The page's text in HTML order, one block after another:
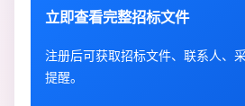
立即查看完整招标文件
注册后可获取招标文件、联系人、
提醒。